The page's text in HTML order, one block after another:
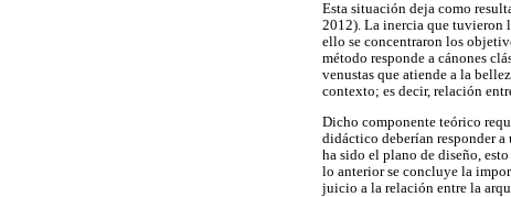
Esta situación deja como
2012). La inercia que tuvieron
ello se concentraron los
método responde a cánones
venustas que atiende a la
contexto; es decir, relación
Dicho componente teórico
didáctico deberían responder
ha sido el plano de diseño,
lo anterior se concluye la
juicio a la relación entre la